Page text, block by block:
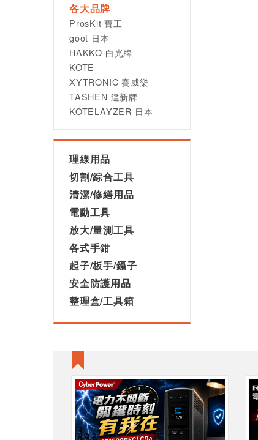
各大品牌
ProsKit 寶工
goot 日本
HAKKO 白光牌
KOTE
XYTRONIC 賽威樂
TASHEN 達新牌
KOTELAYZER 日本
理線用品
切割/綜合工具
清潔/修繕用品
電動工具
放大/量測工具
各式手鉗
起子/板手/鑷子
安全防護用品
整理盒/工具箱